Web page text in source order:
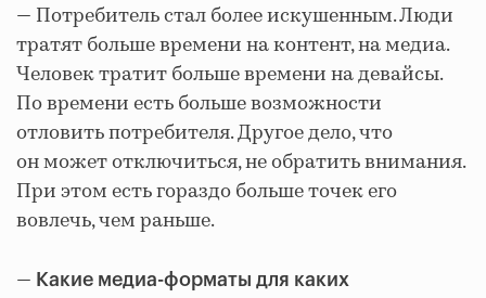
— Потребитель стал более искушенным. Люди
тратят больше времени на контент, на медиа.
Человек тратит больше времени на девайсы.
По времени есть больше возможности
отловить потребителя. Другое дело, что
он может отключиться, не обратить внимания.
При этом есть гораздо больше точек его
вовлечь, чем раньше.
— Какие медиа-форматы для каких